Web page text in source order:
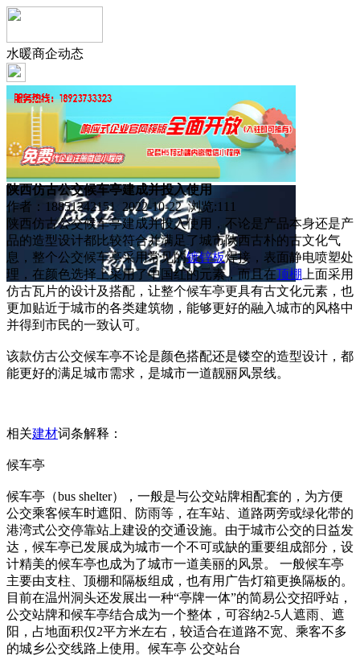
水暖商企动态
陕西仿古公交候车亭建成并投入使用
作者：18851242151 2022-10-22 浏览:111
陕西仿古公交候车亭建成并投入使用，不论是产品本身还是产
品的造型设计都比较符合并满足了城市陕西古朴的古文化气
息，整个公交候车亭采用常见的镀锌板焊接，表面静电喷塑处
理，在颜色选择上采用了中国红的元素，而且在顶棚 上面采用
仿古瓦片的设计及搭配，让整个候车亭更具有古文化元素，也
更加贴近于城市的各类建筑物，能够更好的融入城市的风格中
并得到市民的一致认可。
该款仿古公交候车亭不论是颜色搭配还是镂空的造型设计，都
能更好的满足城市需求，是城市一道靓丽风景线。
相关建材词条解释：
候车亭
候车亭（bus shelter），一般是与公交站牌相配套的，为方便
公交乘客候车时遮阳、防雨等，在车站、道路两旁或绿化带的
港湾式公交停靠站上建设的交通设施。由于城市公交的日益发
达，候车亭已发展成为城市一个不可或缺的重要组成部分，设
计精美的候车亭也成为了城市一道美丽的风景。 一般候车亭
主要由支柱、顶棚和隔板组成，也有用广告灯箱更换隔板的。
目前在温州洞头还发展出一种“亭牌一体”的简易公交招呼站，
公交站牌和候车亭结合成为一个整体，可容纳2-5人遮雨、遮
阳，占地面积仅2平方米左右，较适合在道路不宽、乘客不多
的城乡公交线路上使用。候车亭 公交站台